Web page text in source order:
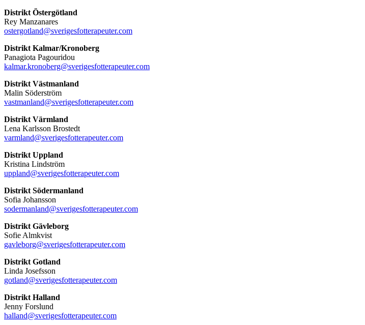
Distrikt Östergötland
Rey Manzanares
ostergotland@sverigesfotterapeuter.com
Distrikt Kalmar/Kronoberg
Panagiota Pagouridou
kalmar.kronoberg@sverigesfotterapeuter.com
Distrikt Västmanland
Malin Söderström
vastmanland@sverigesfotterapeuter.com
Distrikt Värmland
Lena Karlsson Brostedt
varmland@sverigesfotterapeuter.com
Distrikt Uppland
Kristina Lindström
uppland@sverigesfotterapeuter.com
Distrikt Södermanland
Sofia Johansson
sodermanland@sverigesfotterapeuter.com
Distrikt Gävleborg
Sofie Almkvist
gavleborg@sverigesfotterapeuter.com
Distrikt Gotland
Linda Josefsson
gotland@sverigesfotterapeuter.com
Distrikt Halland
Jenny Forslund
halland@sverigesfotterapeuter.com